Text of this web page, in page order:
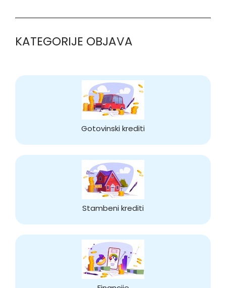
KATEGORIJE OBJAVA
Gotovinski krediti
Stambeni krediti